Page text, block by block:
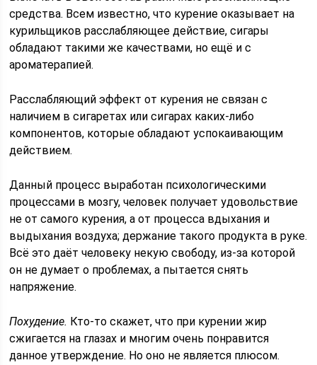
средства. Всем известно, что курение оказывает на
курильщиков расслабляющее действие, сигары
обладают такими же качествами, но ещё и с
ароматерапией.
Расслабляющий эффект от курения не связан с
наличием в сигаретах или сигарах каких-либо
компонентов, которые обладают успокаивающим
действием.
Данный процесс выработан психологическими
процессами в мозгу, человек получает удовольствие
не от самого курения, а от процесса вдыхания и
выдыхания воздуха; держание такого продукта в руке.
Всё это даёт человеку некую свободу, из-за которой
он не думает о проблемах, а пытается снять
напряжение.
Похудение. Кто-то скажет, что при курении жир
сжигается на глазах и многим очень понравится
данное утверждение. Но оно не является плюсом.